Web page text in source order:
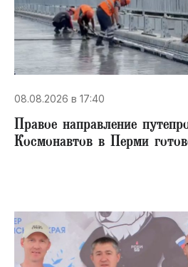
08.08.2026 в 17:40
Правое направление
Космонавтов в Перми